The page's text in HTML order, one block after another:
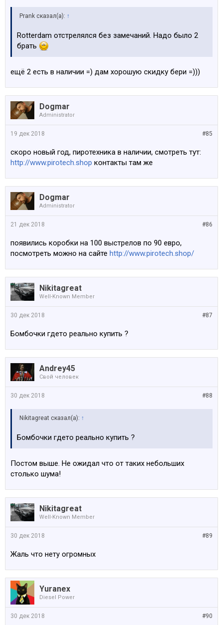
Prank сказал(а): ↑
Rotterdam отстрелялся без замечаний. Надо было 2
брать
ещё 2 есть в наличии =) дам хорошую скидку бери =)))
Dogmar
Administrator
#85
19 дек 2018
скоро новый год, пиротехника в наличии, смотреть тут:
http://www.pirotech.shop контакты там же
Dogmar
Administrator
#86
21 дек 2018
появились коробки на 100 выстрелов по 90 евро,
посмотреть можно на сайте http://www.pirotech.shop/
Nikitagreat
Well-Known Member
#87
30 дек 2018
Бомбочки гдето реально купить ?
Andrey45
Свой человек
#88
30 дек 2018
Nikitagreat сказал(а): ↑
Бомбочки гдето реально купить ?
Постом выше. Не ожидал что от таких небольших
столько шума!
Nikitagreat
Well-Known Member
#89
30 дек 2018
Жаль что нету огромных
Yuranex
Diesel Power
#90
30 дек 2018